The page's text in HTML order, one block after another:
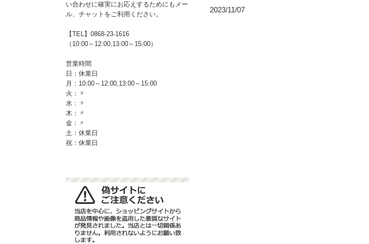
い合わせに確実にお応えするためにもメー
ル、チャットをご利用ください。
【TEL】0868-23-1616
（10:00～12:00,13:00～15:00）
営業時間
日：休業日
月：10:00～12:00,13:00～15:00
火：〃
水：〃
木：〃
金：〃
土：休業日
祝：休業日
2023/11/07